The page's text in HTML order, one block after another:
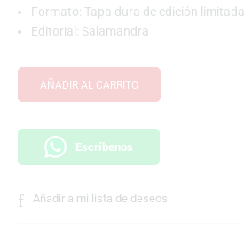
Formato: Tapa dura de edición limitada
Editorial: Salamandra
AÑADIR AL CARRITO
Escríbenos
Añadir a mi lista de deseos